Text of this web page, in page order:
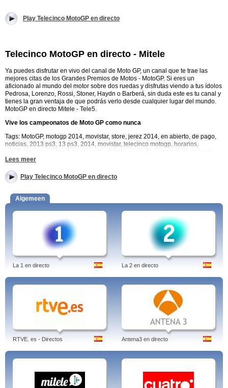
Play Telecinco MotoGP en directo
Telecinco MotoGP en directo - Mitele
Ya puedes disfrutar en vivo del canal de Moto GP, un canal que te trae las
mejores citas de los Grandes Premios de Motos - MotoGP. Si eres un
aficionado al mundo del motor sobre dos ruedas y disfrutas viendo a tus ídolos
Pedrosa, Lorenzo, Rossi, Stoner, Haydn o Barberá, sin duda este es tu canal y
tienes la gran ventaja de que podrás verlo desde cualquier lugar del mundo.
MotoGP en directo Mitele - Tele5.
Vive los campeonatos de Moto GP como nunca
Tags: MotoGP, motogp 2014, movistar, store, jerez 2014, en abierto, de pago,
noticias, 2013 ps3, 13 ps3, 2014, movistar, telecinco motogp, horarios,
repeticion,, comentaristas, a la carta, directo, australia, programacion, japon,
entrenamientos, ver carrera, carrera completa, 2013, qatar, indianapolis,
Una de las principales características del canal de Moto GP es que además de
poder ver en vivo los campeonatos de Moto GP también se retransmiten en
directo los campeonatos de Moto 2 y Moto 3, así nada te impedirá poder
observar de cerca la evolución de otros pilotos con una gran proyección de
futuro como Marc Márquez, Pol Espargaró, Toni Elías o Luis Salom. Telecinco
ha apostado de verdad por el mundo del motociclismo y gracias a
Teledirecto.es y al canal Moto GP, disfrutarás de verdad de cada una de las
carreras. Motogp en directo.
Moto GP - El mundo del motociclismo allí donde estés
Ya no hace falta que estés sentado delante de tu televisor porque ahora
simplemente conectándote a la web de Teledirecto.es, en la sección deportes,
podrás acceder a la web del canal Moto GP; ya estés con tu portátil o con tu
tablet o con tu smartphone, tan solo necesitarás una conexión de datos para
contemplar en directo los mejores campeonatos de motociclismo. Moto GP en
directo. Todo ello con una calidad de imagen y sonido excepcional, porque el
canal de Moto GP utiliza la misma plataforma que MiTele, propiedad de
Telecinco, y eso lo notarás por la calidad de las retransmisiones. Además de
los comentarios de Marcos Rocha, el canal cuenta con la participación de la
diferentes escuderías, a los familiares de los pilotos además de ofrecernos las
historias más personales de este apasionante mundo. Moto GP en vivo.
Lees meer
Play Telecinco MotoGP en directo
Algemeen
La 1 en directo La 2 en directo
RTVE. es - Directos Antena3 en directo